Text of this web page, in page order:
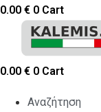
0.00 € 0 Cart
0.00 € 0 Cart
Αναζήτηση